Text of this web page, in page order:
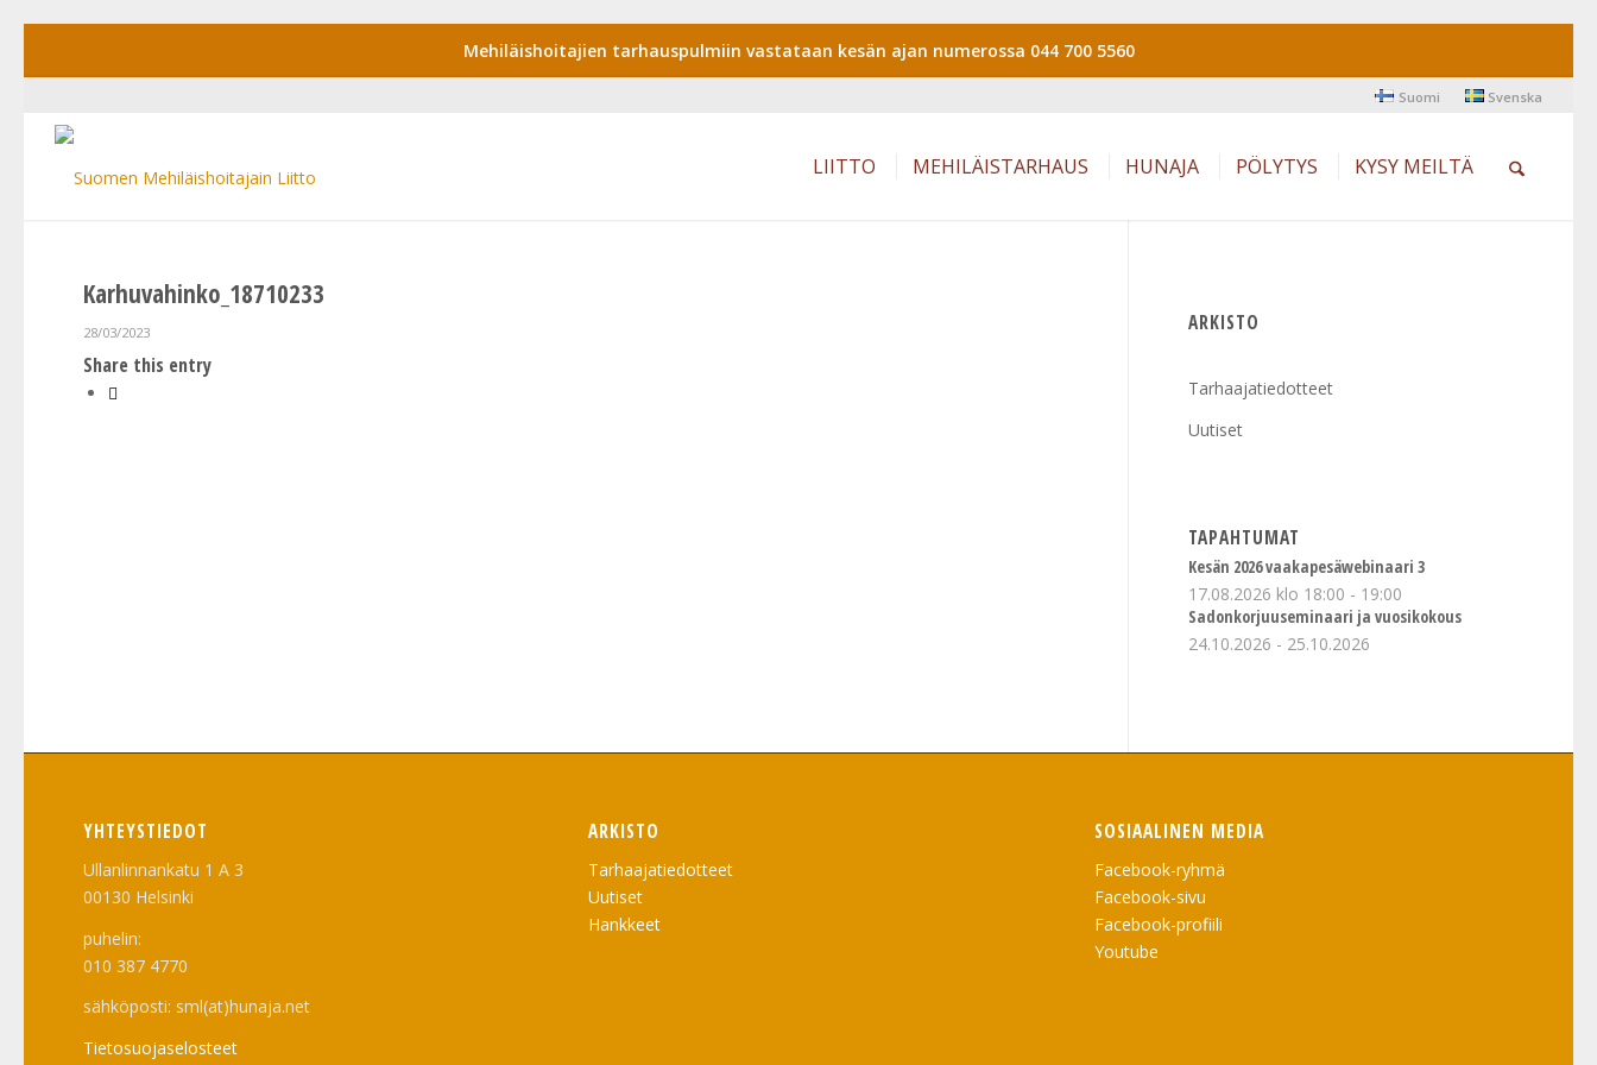
Mehiläishoitajien tarhauspulmiin vastataan kesän ajan numerossa 044 700 5560
Suomi Svenska
LIITTO MEHILÄISTARHAUS HUNAJA PÖLYTYS KYSY MEILTÄ
Karhuvahinko_18710233
28/03/2023
Share this entry
ARKISTO
Tarhaajatiedotteet
Uutiset
TAPAHTUMAT
Kesän 2026 vaakapesäwebinaari 3
17.08.2026 klo 18:00 - 19:00
Sadonkorjuuseminaari ja vuosikokous
24.10.2026 - 25.10.2026
YHTEYSTIEDOT
Ullanlinnankatu 1 A 3
00130 Helsinki
puhelin:
010 387 4770
sähköposti: sml(at)hunaja.net
Tietosuojaselosteet
ARKISTO
Tarhaajatiedotteet
Uutiset
Hankkeet
SOSIAALINEN MEDIA
Facebook-ryhmä
Facebook-sivu
Facebook-profiili
Youtube